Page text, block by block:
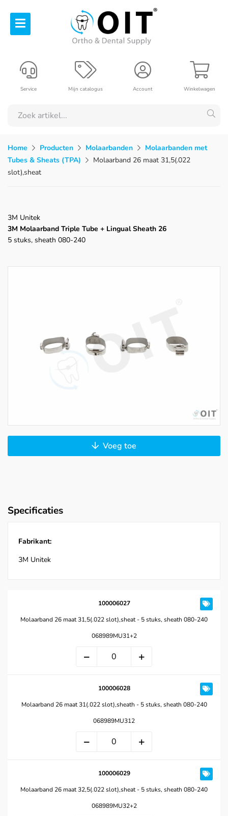
Winkelwagen
Account
Mijn catalogus
Service
Home Producten Molaarbanden
Molaarbanden met
Tubes & Sheats (TPA)
Molaarband 26 maat 31,5(.022
slot),sheat
3M Unitek
3M Molaarband Triple Tube + Lingual Sheath 26
5 stuks, sheath 080-240
Voeg toe
Specificaties
Fabrikant:
3M Unitek
100006027
Molaarband 26 maat 31,5(.022 slot),sheat - 5 stuks, sheath 080-240
068989MU31+2
100006028
Molaarband 26 maat 31(.022 slot),sheath - 5 stuks, sheath 080-240
068989MU312
100006029
Molaarband 26 maat 32,5(.022 slot),sheat - 5 stuks, sheath 080-240
068989MU32+2